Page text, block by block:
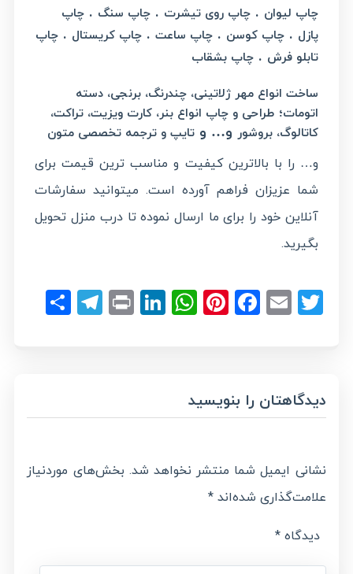
چاپ لیوان .چاپ روی تیشرت .چاپ سنگ .چاپ
پازل .چاپ کوسن .چاپ ساعت .چاپ کریستال .چاپ
تابلو فرش .چاپ بشقاب
ساخت انواع مهر ژلاتینی، چندرنگ، برنجی، دسته
اتومات؛طراحی و چاپ انواع بنر، کارت ویزیت، تراکت،
کاتالوگ، بروشور و… وتایپ و ترجمه تخصصی متون
و… را با بالاترین کیفیت و مناسب ترین قیمت برای
شما عزیزان فراهم آورده است. میتوانید سفارشات
آنلاین خود را برای ما ارسال نموده تا درب منزل تحویل
بگیرید.
Twitter
Email
Facebook
Pinterest
WhatsApp
LinkedIn
Print
دیدگاهتان را بنویسید
نشانی ایمیل شما منتشر نخواهد شد. بخش‌های موردنیاز
علامت‌گذاری شده‌اند*
دیدگاه *